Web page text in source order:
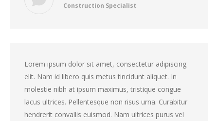
Construction Specialist
Lorem ipsum dolor sit amet, consectetur adipiscing
elit. Nam id libero quis metus tincidunt aliquet. In
molestie nibh at ipsum maximus, tristique congue
lacus ultrices. Pellentesque non risus urna. Curabitur
hendrerit convallis euismod. Nam ultrices purus vel